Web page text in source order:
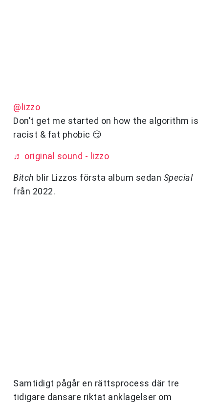
@lizzo
Don’t get me started on how the algorithm is
racist & fat phobic 😏
♬ original sound - lizzo
Bitch blir Lizzos första album sedan Special
från 2022.
Samtidigt pågår en rättsprocess där tre
tidigare dansare riktat anklagelser om